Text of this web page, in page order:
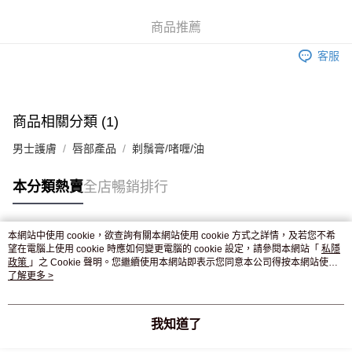
商品推薦
客服
商品相關分類 (1)
男士護膚 唇部產品 剃鬚膏/啫喱/油
本分類熱賣全店暢銷排行
熱門標籤
熱銷排行
本網站中使用 cookie，欲查詢有關本網站使用 cookie 方式之詳情，及若您不希
望在電腦上使用 cookie 時應如何變更電腦的 cookie 設定，請參閱本網站「 私隱
政策 」之 Cookie 聲明。您繼續使用本網站即表示您同意本公司得按本網站使用
條款之 Cookie 聲明使用 cookie。
了解更多 >
我知道了